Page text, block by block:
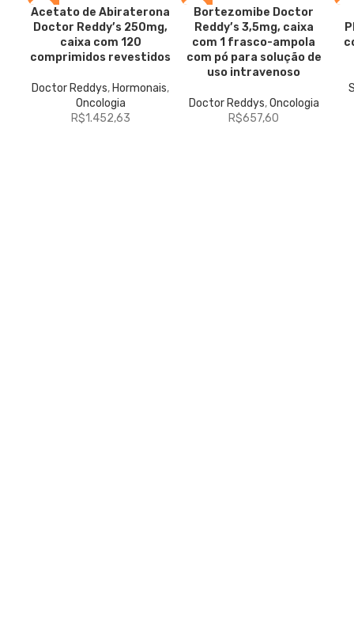
Acetato de Abiraterona
Doctor Reddy’s 250mg,
caixa com 120
comprimidos revestidos
Doctor Reddys, Hormonais,
Oncologia
R$1.452,63
Bortezomibe Doctor
Reddy’s 3,5mg, caixa
com 1 frasco-ampola
com pó para solução de
uso intravenoso
Doctor Reddys,Oncologia
R$657,60